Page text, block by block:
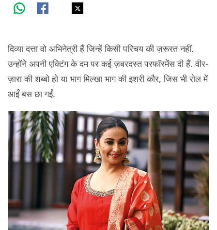
दिव्या दत्ता वो अभिनेत्री हैं जिन्हें किसी परिचय की ज़रूरत नहीं.
उन्होंने अपनी एक्टिंग के दम पर कई ज़बरदस्त परफॉरमेंस दी हैं. वीर-
ज़ारा की शब्बो हो या भाग मिल्खा भाग की इशरी कौर, जिस भी रोल में
आईं बस छा गईं.